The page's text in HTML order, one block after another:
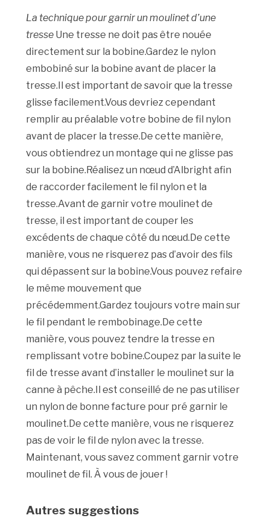
La technique pour garnir un moulinet d’une
tresse Une tresse ne doit pas être nouée
directement sur la bobine.Gardez le nylon
embobiné sur la bobine avant de placer la
tresse.Il est important de savoir que la tresse
glisse facilement.Vous devriez cependant
remplir au préalable votre bobine de fil nylon
avant de placer la tresse.De cette manière,
vous obtiendrez un montage qui ne glisse pas
sur la bobine.Réalisez un nœud d’Albright afin
de raccorder facilement le fil nylon et la
tresse.Avant de garnir votre moulinet de
tresse, il est important de couper les
excédents de chaque côté du nœud.De cette
manière, vous ne risquerez pas d’avoir des fils
qui dépassent sur la bobine.Vous pouvez refaire
le même mouvement que
précédemment.Gardez toujours votre main sur
le fil pendant le rembobinage.De cette
manière, vous pouvez tendre la tresse en
remplissant votre bobine.Coupez par la suite le
fil de tresse avant d’installer le moulinet sur la
canne à pêche.Il est conseillé de ne pas utiliser
un nylon de bonne facture pour pré garnir le
moulinet.De cette manière, vous ne risquerez
pas de voir le fil de nylon avec la tresse.
Maintenant, vous savez comment garnir votre
moulinet de fil. À vous de jouer !
Autres suggestions